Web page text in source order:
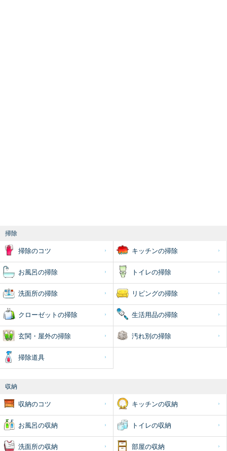
掃除
掃除のコツ キッチンの掃除
お風呂の掃除 トイレの掃除
洗面所の掃除 リビングの掃除
クローゼットの掃除 生活用品の掃除
玄関・屋外の掃除 汚れ別の掃除
掃除道具
収納
収納のコツ キッチンの収納
お風呂の収納 トイレの収納
洗面所の収納 部屋の収納